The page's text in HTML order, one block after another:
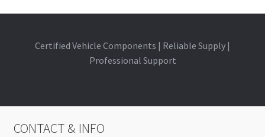
Certified Vehicle Components | Reliable Supply |
Professional Support
CONTACT & INFO